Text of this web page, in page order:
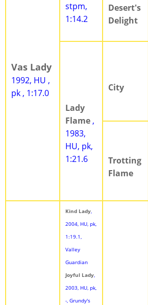
Vas Lady
1992, HU ,
pk , 1:17.0
stpm,
1:14.2
Desert's
Delight
Lady
Flame ,
1983,
HU, pk,
1:21.6
City
Trotting
Flame
Kind Lady,
2004, HU, pk,
1:19.1,
Valley
Guardian
Joyful Lady,
2003, HU, pk,
-, Grundy's